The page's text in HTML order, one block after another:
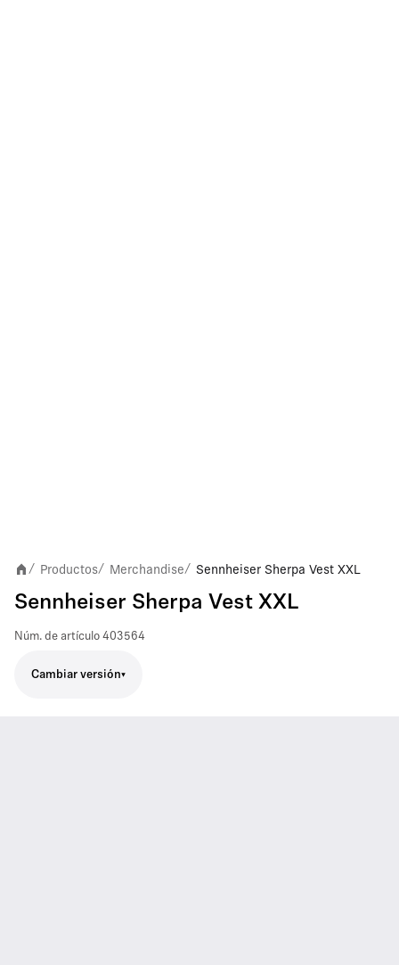
/ Productos/ Merchandise/ Sennheiser Sherpa Vest XXL
Sennheiser Sherpa Vest XXL
Núm. de artículo 403564
Cambiar versión